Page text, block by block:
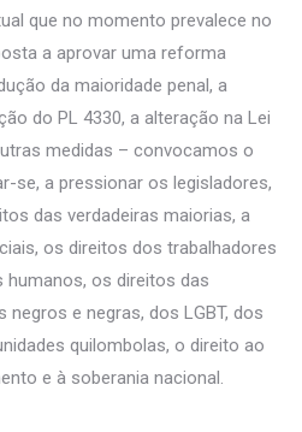
que no momento prevalece no
a aprovar uma reforma
da maioridade penal, a
do PL 4330, a alteração na Lei
medidas – convocamos o
se, a pressionar os legisladores,
das verdadeiras maiorias, a
os direitos dos trabalhadores
humanos, os direitos das
negros e negras, dos LGBT, dos
quilombolas, o direito ao
e à soberania nacional.